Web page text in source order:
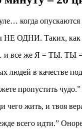
когда
НЕ ОДНИ. Таких,
и все же Я = ТЫ. ТЫ
людей в
пропустить
чего жить, и твоя
всего идти.”